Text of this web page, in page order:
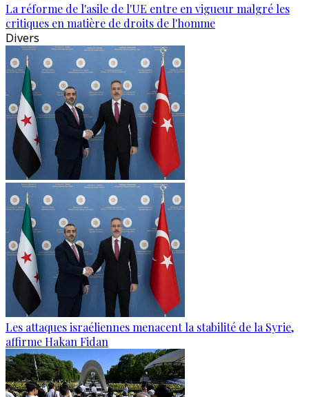
La réforme de l'asile de l'UE entre en vigueur malgré les
critiques en matière de droits de l'homme
Divers
Les attaques israéliennes menacent la stabilité de la Syrie,
affirme Hakan Fidan